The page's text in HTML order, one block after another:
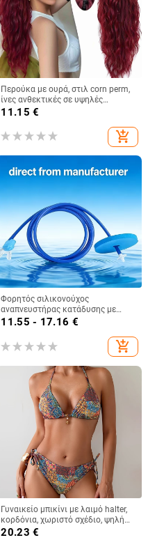
Περούκα με ουρά, στιλ corn perm,
ίνες ανθεκτικές σε υψηλές
θερμοκρασίες, μοντέλο 7030, Bai
11.15 €
add_shopping_cart
Φορητός σιλικονούχος
αναπνευστήρας κατάδυσης με
στεγανού τύπου βαλβίδα αναπνοής
11.55 - 17.16 €
add_shopping_cart
Γυναικείο μπικίνι με λαιμό halter,
κορδόνια, χωριστό σχέδιο, ψηλή
μέση, εκτύπωση και
20.23 €